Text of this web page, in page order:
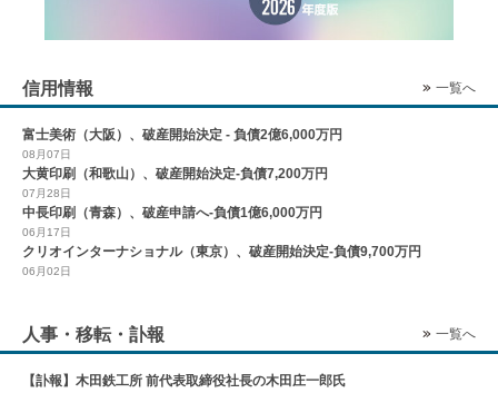
信用情報 一覧へ
富士美術（大阪）、破産開始決定 - 負債2億6,000万円
08月07日
大黄印刷（和歌山）、破産開始決定-負債7,200万円
07月28日
中長印刷（青森）、破産申請へ-負債1億6,000万円
06月17日
クリオインターナショナル（東京）、破産開始決定-負債9,700万円
06月02日
人事・移転・訃報 一覧へ
【訃報】木田鉄工所 前代表取締役社長の木田庄一郎氏